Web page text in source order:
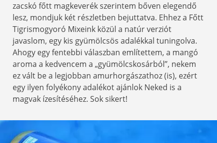
zacskó főtt magkeverék szerintem bőven elegendő
lesz, mondjuk két részletben bejuttatva. Ehhez a Főtt
Tigrismogyoró Mixeink közül a natúr verziót
javaslom, egy kis gyümölcsös adalékkal tuningolva.
Ahogy egy fentebbi válaszban említettem, a mangó
aroma a kedvencem a „gyümölcskosárból”, nekem
ez vált be a legjobban amurhorgászathoz (is), ezért
egy ilyen folyékony adalékot ajánlok Neked is a
magvak ízesítéséhez. Sok sikert!